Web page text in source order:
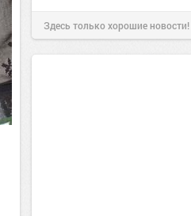
Здесь только хорошие новости!
2020